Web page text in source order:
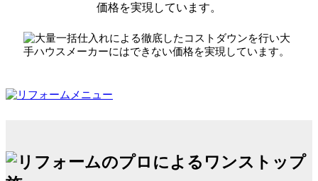
価格を実現しています。